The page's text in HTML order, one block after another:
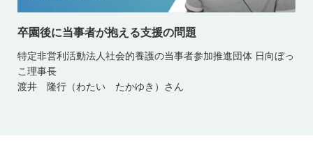
卒園後に当事者が抱える支援の問題
特定非営利活動法人社会的養護の当事者参加推進団体 日向ぼっ
こ理事長
渡井 隆行（わたい たかゆき）さん